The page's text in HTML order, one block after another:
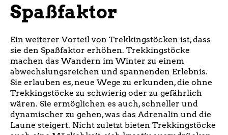
Spaßfaktor
Ein weiterer Vorteil von Trekkingstöcken ist, dass
sie den Spaßfaktor erhöhen. Trekkingstöcke
machen das Wandern im Winter zu einem
abwechslungsreichen und spannenden Erlebnis.
Sie erlauben es, neue Wege zu erkunden, die ohne
Trekkingstöcke zu schwierig oder zu gefährlich
wären. Sie ermöglichen es auch, schneller und
dynamischer zu gehen, was das Adrenalin und die
Laune steigert. Nicht zuletzt bieten Trekkingstöcke